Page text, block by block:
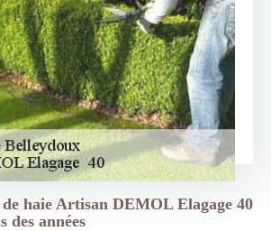
haie Artisan DEMOL Elagage 40
des années